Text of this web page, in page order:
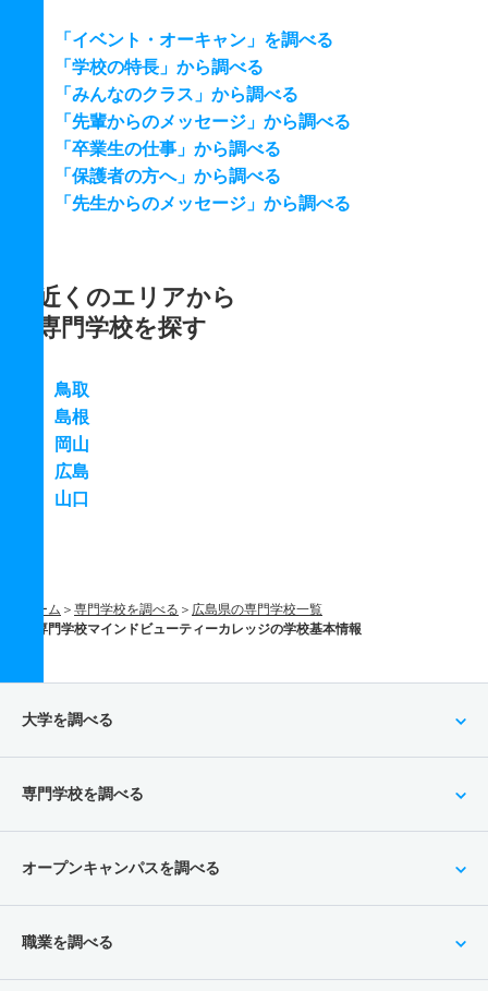
「イベント・オーキャン」を調べる
「学校の特長」から調べる
「みんなのクラス」から調べる
「先輩からのメッセージ」から調べる
「卒業生の仕事」から調べる
「保護者の方へ」から調べる
「先生からのメッセージ」から調べる
近くのエリアから
専門学校を探す
鳥取
島根
岡山
広島
山口
ホーム 専門学校を調べる
広島県の専門学校一覧
専門学校マインドビューティーカレッジの学校基本情報
大学を調べる
専門学校を調べる
オープンキャンパスを調べる
職業を調べる